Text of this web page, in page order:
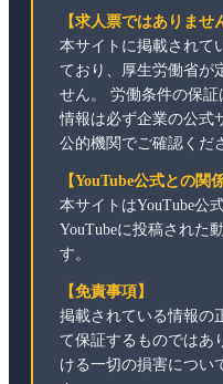
【求人票ではありませ
本サイトに掲載されて
ており、厚生労働省が
せん。 労働条件の保
情報は必ず企業の公式
公的機関でご確認くだ
【YouTube公式との関
本サイトはYouTube公
YouTubeに投稿された
す。
【免責事項】
掲載されている情報の
て保証するものではあ
ける一切の損害につい